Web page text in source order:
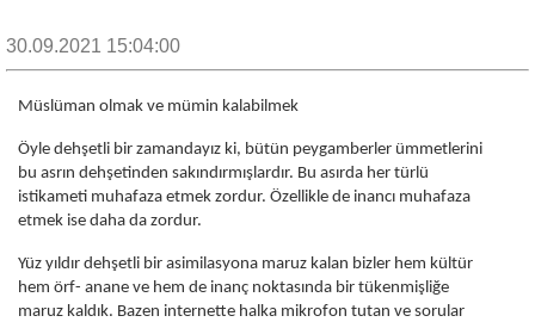
30.09.2021 15:04:00
Müslüman olmak ve mümin kalabilmek
Öyle dehşetli bir zamandayız ki, bütün peygamberler ümmetlerini
bu asrın dehşetinden sakındırmışlardır. Bu asırda her türlü
istikameti muhafaza etmek zordur. Özellikle de inancı muhafaza
etmek ise daha da zordur.
Yüz yıldır dehşetli bir asimilasyona maruz kalan bizler hem kültür
hem örf- anane ve hem de inanç noktasında bir tükenmişliğe
maruz kaldık. Bazen internette halka mikrofon tutan ve sorular